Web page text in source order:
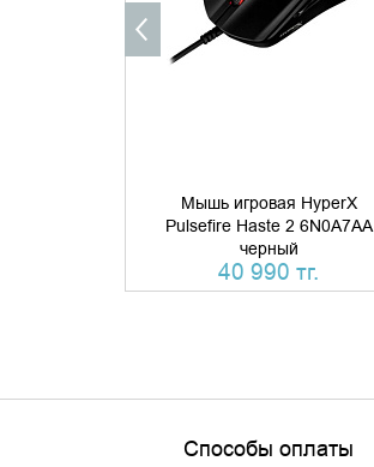
Мышь игровая HyperX
Pulsefire Haste 2 6N0A7AA
черный
40 990 тг.
Способы оплаты